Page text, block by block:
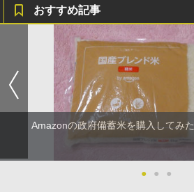
おすすめ記事
Amazonの政府備蓄米を購入してみた
● ● ●